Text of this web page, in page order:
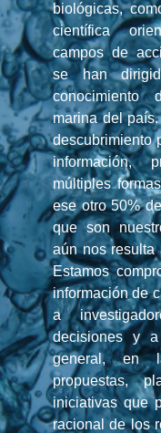
biológicas,
científica
campos de
se han
conocimiento
marina del
descubrimiento
información,
múltiples
ese otro 50%
que son
aún nos resulta
Estamos
información de
a
decisiones y
general, en
propuestas,
iniciativas que
racional de los